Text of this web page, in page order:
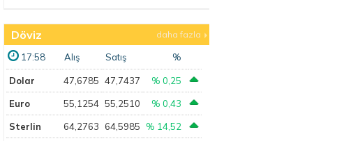
Döviz daha fazla
17:58 Alış Satış %
Dolar 47,6785 47,7437 % 0,25
Euro 55,1254 55,2510 % 0,43
Sterlin 64,2763 64,5985 % 14,52